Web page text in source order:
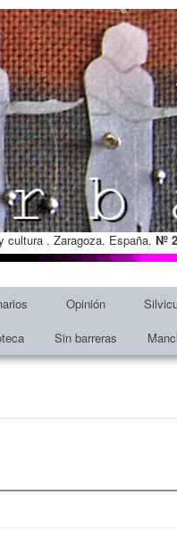
cultura . Zaragoza. España. Nº
Opinión
Sin barreras